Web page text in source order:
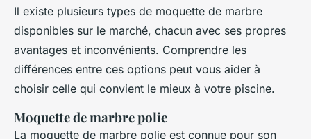
Il existe plusieurs types de moquette de marbre
disponibles sur le marché, chacun avec ses propres
avantages et inconvénients. Comprendre les
différences entre ces options peut vous aider à
choisir celle qui convient le mieux à votre piscine.
Moquette de marbre polie
La moquette de marbre polie est connue pour son